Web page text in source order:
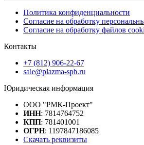
Политика конфиденциальности
Согласие на обработку
Согласие на обработку файлов
Контакты
+7 (812) 906-22-67
sale@plazma-spb.ru
Юридическая информация
ООО "РМК-Проект"
ИНН: 7814764752
КПП: 781401001
ОГРН: 1197847186085
Скачать реквизиты